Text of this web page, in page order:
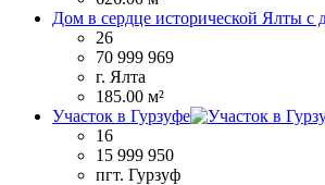
Дом в сердце исторической Ялты с
26
70 999 969
г. Ялта
185.00 м²
Участок в Гурзуфе
16
15 999 950
пгт. Гурзуф